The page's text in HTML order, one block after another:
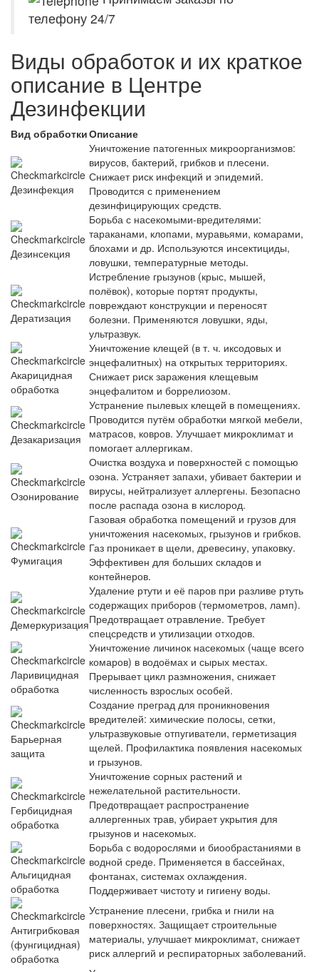
телефону 24/7
Виды обработок и их краткое
описание в Центре
Дезинфекции
Вид обработкиОписание
Дезинфекция
Уничтожение патогенных микроорганизмов:
вирусов, бактерий, грибков и плесени.
Снижает риск инфекций и эпидемий.
Проводится с применением
дезинфицирующих средств.
Дезинсекция
Борьба с насекомыми‑вредителями:
тараканами, клопами, муравьями, комарами,
блохами и др. Используются инсектициды,
ловушки, температурные методы.
Дератизация
Истребление грызунов (крыс, мышей,
полёвок), которые портят продукты,
повреждают конструкции и переносят
болезни. Применяются ловушки, яды,
ультразвук.
Акарицидная
обработка
Уничтожение клещей (в т. ч. иксодовых и
энцефалитных) на открытых территориях.
Снижает риск заражения клещевым
энцефалитом и боррелиозом.
Дезакаризация
Устранение пылевых клещей в помещениях.
Проводится путём обработки мягкой мебели,
матрасов, ковров. Улучшает микроклимат и
помогает аллергикам.
Озонирование
Очистка воздуха и поверхностей с помощью
озона. Устраняет запахи, убивает бактерии и
вирусы, нейтрализует аллергены. Безопасно
после распада озона в кислород.
Фумигация
Газовая обработка помещений и грузов для
уничтожения насекомых, грызунов и грибков.
Газ проникает в щели, древесину, упаковку.
Эффективен для больших складов и
контейнеров.
Демеркуризация
Удаление ртути и её паров при разливе ртуть
содержащих приборов (термометров, ламп).
Предотвращает отравление. Требует
спецсредств и утилизации отходов.
Ларивицидная
обработка
Уничтожение личинок насекомых (чаще всего
комаров) в водоёмах и сырых местах.
Прерывает цикл размножения, снижает
численность взрослых особей.
Барьерная
защита
Создание преград для проникновения
вредителей: химические полосы, сетки,
ультразвуковые отпугиватели, герметизация
щелей. Профилактика появления насекомых
и грызунов.
Гербицидная
обработка
Уничтожение сорных растений и
нежелательной растительности.
Предотвращает распространение
аллергенных трав, убирает укрытия для
грызунов и насекомых.
Альгицидная
обработка
Борьба с водорослями и биообрастаниями в
водной среде. Применяется в бассейнах,
фонтанах, системах охлаждения.
Поддерживает чистоту и гигиену воды.
Антигрибковая
(фунгицидная)
обработка
Устранение плесени, грибка и гнили на
поверхностях. Защищает строительные
материалы, улучшает микроклимат, снижает
риск аллергий и респираторных заболеваний.